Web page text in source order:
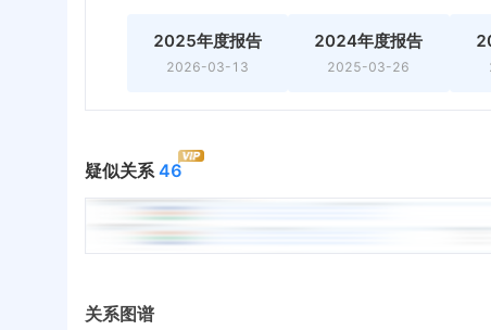
2025年度报告
2026-03-13
2024年度报告
2025-03-26
疑似关系 46
关系图谱